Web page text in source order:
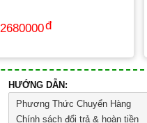
2680000
HƯỚNG DẪN:
Phương Thức Chuyển Hàng
Chính sách đổi trả & hoàn tiền